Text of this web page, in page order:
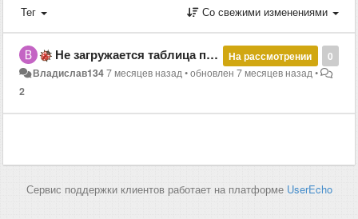
Тег Со свежими изменениями
0
На рассмотрении
Не загружается таблица при выборе пункта "тип цен"
Владислав1347 месяцев назад•обновлен7 месяцев назад•
2
Сервис поддержки клиентов работает на платформе UserEcho